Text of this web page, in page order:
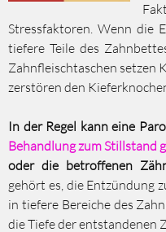
Stressfaktoren. Wenn die
tiefere Teile des
Zahnfleischtaschen setzen
zerstören den
In der Regel kann eine
Behandlung zum Stillstand
oder die betroffenen
gehört es, die Entzündung
in tiefere Bereiche des
die Tiefe der entstandenen